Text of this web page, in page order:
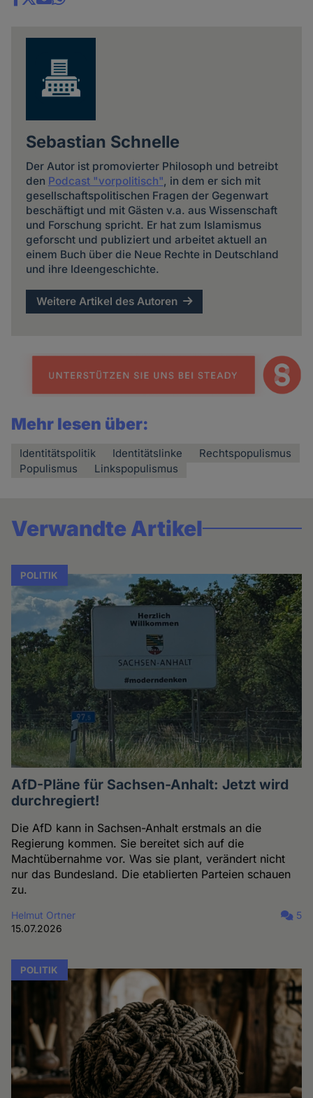
Share
Sebastian Schnelle
Der Autor ist promovierter Philosoph und betreibt
den Podcast "vorpolitisch", in dem er sich mit
gesellschaftspolitischen Fragen der Gegenwart
beschäftigt und mit Gästen v.a. aus Wissenschaft
und Forschung spricht. Er hat zum Islamismus
geforscht und publiziert und arbeitet aktuell an
einem Buch über die Neue Rechte in Deutschland
und ihre Ideengeschichte.
Weitere Artikel des Autoren
Mehr lesen über:
Identitätspolitik Identitätslinke
Rechtspopulismus
Populismus
Linkspopulismus
Verwandte Artikel
POLITIK
AfD-Pläne für Sachsen-Anhalt: Jetzt wird
durchregiert!
Die AfD kann in Sachsen-Anhalt erstmals an die
Regierung kommen. Sie bereitet sich auf die
Machtübernahme vor. Was sie plant, verändert nicht
nur das Bundesland. Die etablierten Parteien schauen
zu.
Helmut Ortner
15.07.2026
5
POLITIK